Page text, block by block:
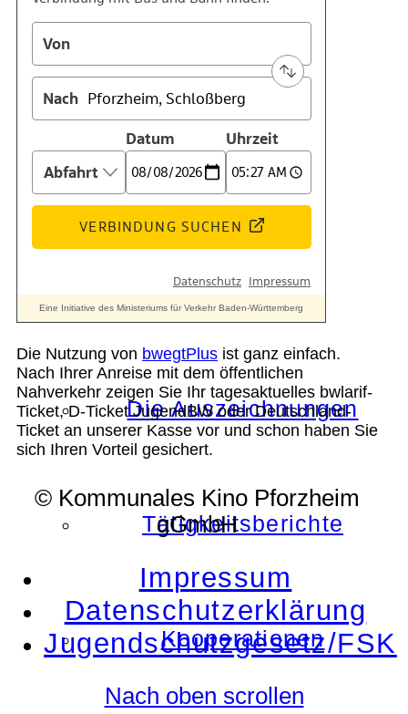
Kontakt
Kino
Das Team
Die Auszeichnungen
Tätigkeitsberichte
Kooperationen
Die Nutzung von bwegtPlus ist ganz einfach.
Nach Ihrer Anreise mit dem öffentlichen
Nahverkehr zeigen Sie Ihr tagesaktuelles bwlarif-
Ticket, D-Ticket JugendBW oder Deutschland-
Ticket an unserer Kasse vor und schon haben Sie
sich Ihren Vorteil gesichert.
© Kommunales Kino Pforzheim
gGmbH
Impressum
Datenschutzerklärung
Jugendschutzgesetz/FSK
Nach oben scrollen